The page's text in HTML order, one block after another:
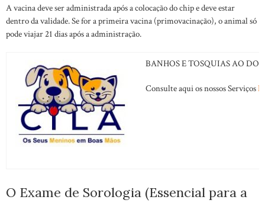
A vacina deve ser administrada após a colocação do chip e deve estar
dentro da validade. Se for a primeira vacina (primovacinação), o animal só
pode viajar 21 dias após a administração.
BANHOS E TOSQUIAS AO
Consulte aqui os nossos Serviços
O Exame de Sorologia (Essencial para a